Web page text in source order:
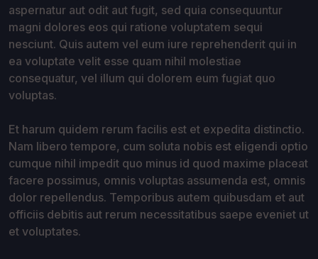
aspernatur aut odit aut fugit, sed quia consequuntur
magni dolores eos qui ratione voluptatem sequi
nesciunt. Quis autem vel eum iure reprehenderit qui in
ea voluptate velit esse quam nihil molestiae
consequatur, vel illum qui dolorem eum fugiat quo
voluptas.
Et harum quidem rerum facilis est et expedita distinctio.
Nam libero tempore, cum soluta nobis est eligendi optio
cumque nihil impedit quo minus id quod maxime placeat
facere possimus, omnis voluptas assumenda est, omnis
dolor repellendus. Temporibus autem quibusdam et aut
officiis debitis aut rerum necessitatibus saepe eveniet ut
et voluptates.